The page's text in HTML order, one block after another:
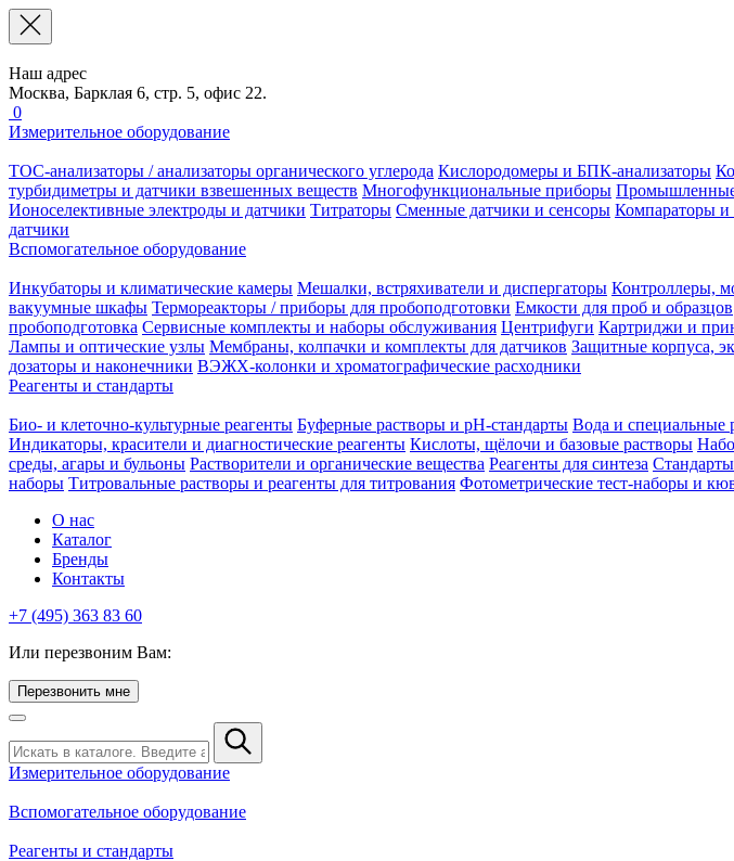
Наш адрес
Москва, Барклая 6, стр. 5, офис 22.
0
Измерительное оборудование
TOC-анализаторы / анализаторы органического углерода Кислородомеры и БПК-анализаторы
турбидиметры и датчики взвешенных веществ Многофункциональные приборы Промышленные
Ионоселективные электроды и датчики Титраторы Сменные датчики и сенсоры Компараторы и
датчики
Вспомогательное оборудование
Инкубаторы и климатические камеры Мешалки, встряхиватели и диспергаторы Контроллеры,
вакуумные шкафы Термореакторы / приборы для пробоподготовки Емкости для проб и образцов
пробоподготовка Сервисные комплекты и наборы обслуживания Центрифуги Картриджи и
Лампы и оптические узлы Мембраны, колпачки и комплекты для датчиков Защитные корпуса,
дозаторы и наконечники ВЭЖХ-колонки и хроматографические расходники
Реагенты и стандарты
Био- и клеточно-культурные реагенты Буферные растворы и pH-стандарты Вода и специальные
Индикаторы, красители и диагностические реагенты Кислоты, щёлочи и базовые растворы
среды, агары и бульоны Растворители и органические вещества Реагенты для синтеза
наборы Титровальные растворы и реагенты для титрования Фотометрические тест-наборы и
О нас
Каталог
Бренды
Контакты
+7 (495) 363 83 60
Или перезвоним Вам:
Перезвонить мне
Измерительное оборудование
Вспомогательное оборудование
Реагенты и стандарты